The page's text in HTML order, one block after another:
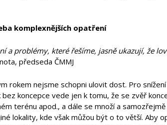
komplexnějších opatření
a problémy, které řešíme, jasně ukazují, že
předseda ČMMJ
rokem nejsme schopni ulovit dost. Pro
koncepce vede jen k tomu, že se zvěř
terénu apod., a dále se množí a
lokality, kde však můžou být o to větší. Aby